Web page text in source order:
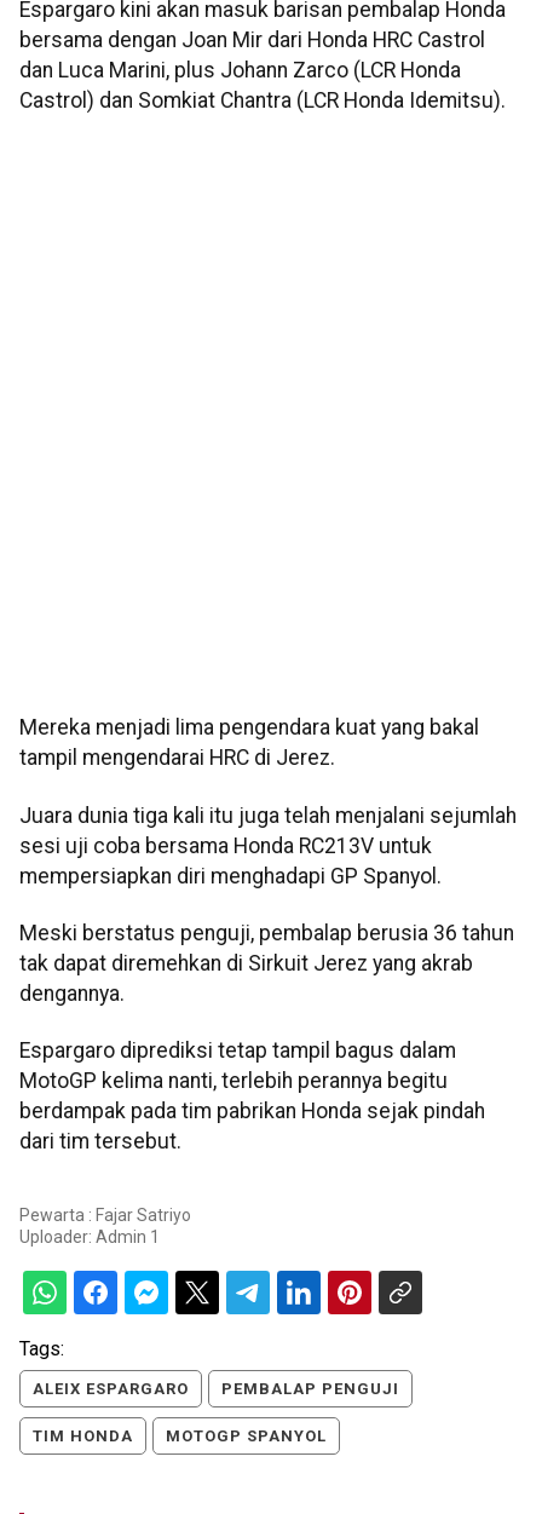
Espargaro kini akan masuk barisan pembalap Honda
bersama dengan Joan Mir dari Honda HRC Castrol
dan Luca Marini, plus Johann Zarco (LCR Honda
Castrol) dan Somkiat Chantra (LCR Honda Idemitsu).
Mereka menjadi lima pengendara kuat yang bakal
tampil mengendarai HRC di Jerez.
Juara dunia tiga kali itu juga telah menjalani sejumlah
sesi uji coba bersama Honda RC213V untuk
mempersiapkan diri menghadapi GP Spanyol.
Meski berstatus penguji, pembalap berusia 36 tahun
tak dapat diremehkan di Sirkuit Jerez yang akrab
dengannya.
Espargaro diprediksi tetap tampil bagus dalam
MotoGP kelima nanti, terlebih perannya begitu
berdampak pada tim pabrikan Honda sejak pindah
dari tim tersebut.
Pewarta : Fajar Satriyo
Uploader: Admin 1
Tags:
ALEIX ESPARGARO PEMBALAP PENGUJI
TIM HONDA MOTOGP SPANYOL